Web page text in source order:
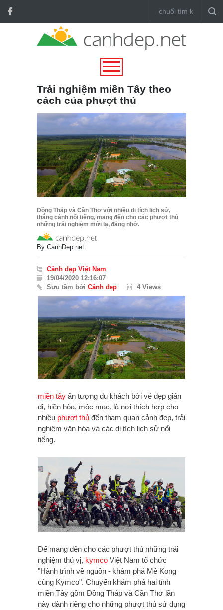
Trải nghiệm miền Tây theo
cách của phượt thủ
Đồng Tháp và Cần Thơ với nhiều di tích lịch sử,
thắng cảnh nổi tiếng, mang đến cho các phượt thủ
những trải nghiệm mới lạ, đáng nhớ.
By CanhDep.net
Cảnh đẹp Việt Nam
19/04/2020 12:16:07
Sưu tầm bởi Cảnh đẹp 4 Views
miền tây ấn tượng du khách bởi vẻ đẹp giản
dị, hiền hòa, mộc mạc, là nơi thích hợp cho
nhiều phượt thủ đến tham quan cảnh đẹp, trải
nghiệm văn hóa và các di tích lịch sử nổi
tiếng.
Để mang đến cho các phượt thủ những trải
nghiệm thú vị, kymco Việt Nam tổ chức
"Hành trình về nguồn - khám phá Mê Kong
cùng Kymco". Chuyến khám phá hai tỉnh
miền Tây gồm Đồng Tháp và Cần Thơ lần
này dành riêng cho những phượt thủ sử dụng